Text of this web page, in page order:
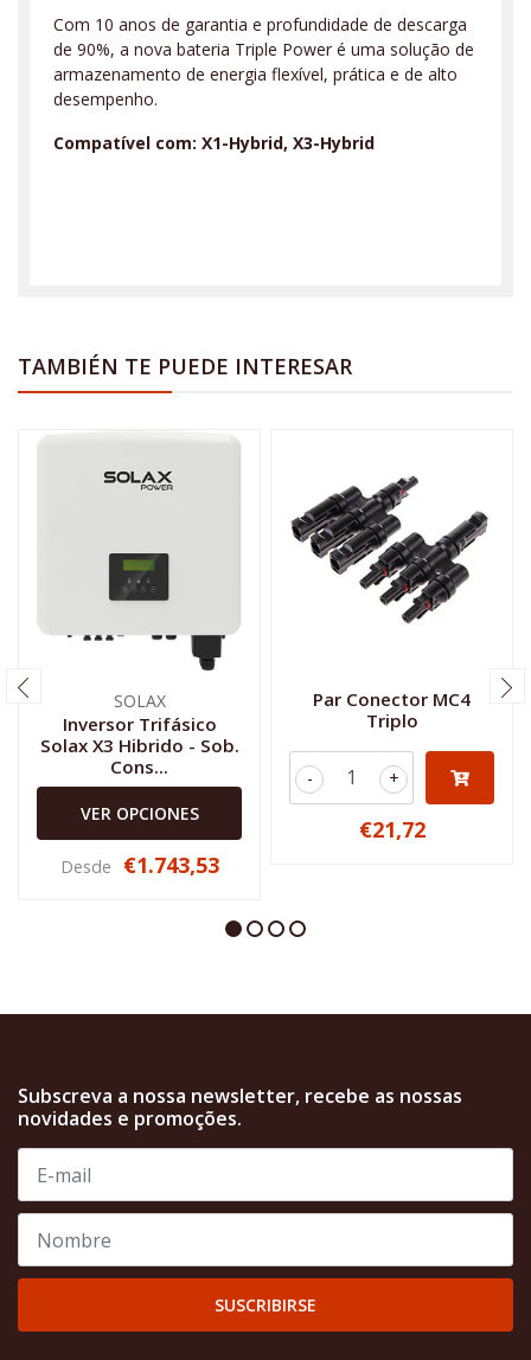
Com 10 anos de garantia e profundidade de descarga
de 90%, a nova bateria Triple Power é uma solução de
armazenamento de energia flexível, prática e de alto
desempenho.
Compatível com: X1-Hybrid, X3-Hybrid
TAMBIÉN TE PUEDE INTERESAR
SOLAX
Inversor Trifásico
Solax X3 Hibrido - Sob.
Cons...
VER OPCIONES
Desde €1.743,53
Par Conector MC4
Triplo
+
-
€21,72
Subscreva a nossa newsletter, recebe as nossas
novidades e promoções.
SUSCRIBIRSE